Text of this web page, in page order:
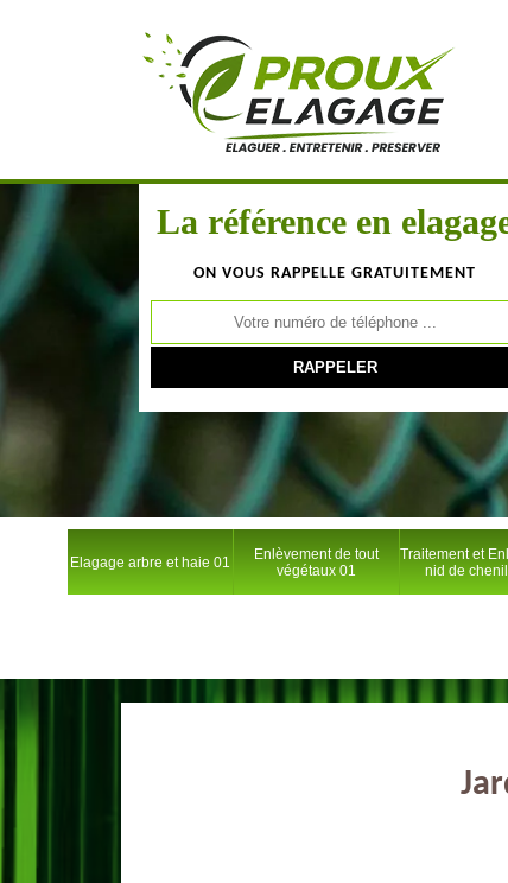
La référence en
ON VOUS RAPPELLE GRATUITEMENT
Elagage arbre et haie 01
Enlèvement de tout
végétaux 01
Traitement et
nid de